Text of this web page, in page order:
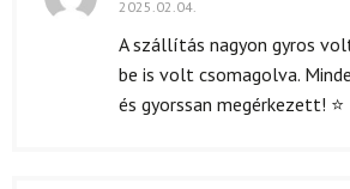
2025.02.04.
A szállítás nagyon gyros
be is volt csomagolva.
és gyorssan megérkezett! ⭐